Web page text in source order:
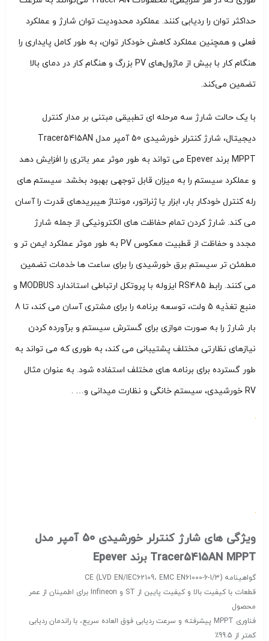
حداکثر توان را ردیابی کنند. عملکرد محدودیت توان شارژ و عملکرد
فعلی و همچنین عملکرد کاهش خودکار توان، به طور کامل پایداری را
هنگام کار با بیش از ماژول‌های PV بزرگ و هنگام کار در دمای بالا
تضمین می‌کند.
با یک حالت شارژ سه مرحله ای تطبیقی ​​مبتنی بر مدار کنترل
دیجیتال، شارژ کنترلر خورشیدی 50 آمپر مدل Tracer5415AN
MPPT برند Epever می تواند به طور موثر عمر باتری را افزایش دهد
و عملکرد سیستم را به میزان قابل توجهی بهبود بخشد. سیستم های
رله کنترل خودکار بار، ابزار یا ژنراتور، مونتاژ هیبریدهای قدرت را آسان
می کند. شارژ کردن تمام حفاظت های الکترونیکی از جمله شارژ
مجدد و حفاظت از قطبیت معکوس PV به طور موثر عملکرد ایمن تر و
مطمئن تر سیستم برق خورشیدی را برای ساعت ها خدمات تضمین
می کنند. رابط RS485 ایزوله با پروتکل ارتباطی استاندارد MODBUS و
منبع تغذیه 5 ولت، توسعه برنامه را برای مشتری آسان می کند، تا 8
بار شارژ را به صورت موازی برای گسترش سیستم و برآورده کردن
نیازهای نظارتی مختلف پشتیبانی می کند، به طوری که می تواند به
طور گسترده برای برنامه های مختلف استفاده شود. به عنوان مثال
RV خورشیدی، سیستم خانگی و نظارت میدانی و… .
ویژگی های شارژ کنترلر خورشیدی 50 آمپر مدل
Tracer5415AN MPPT برند Epever
گواهینامه CE (LVD EN/IEC62109، EMC EN61000-6-1/3)
قطعات با کیفیت بالا و کیفیت پایین از ST و Infineon برای اطمینان از عمر
محصول
فناوری MPPT پیشرفته و سرعت ردیابی فوق العاده سریع، با راندمان ردیابی
کمتر از 99.5٪